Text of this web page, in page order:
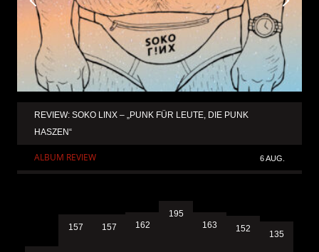
REVIEW: SOKO LINX – „PUNK FÜR LEUTE, DIE PUNK
HASZEN“
ALBUM REVIEW 6 AUG.
157 157 162
195
163 152
135